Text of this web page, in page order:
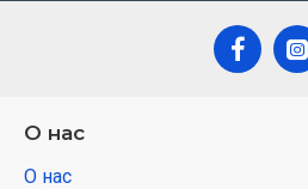
О нас
О нас